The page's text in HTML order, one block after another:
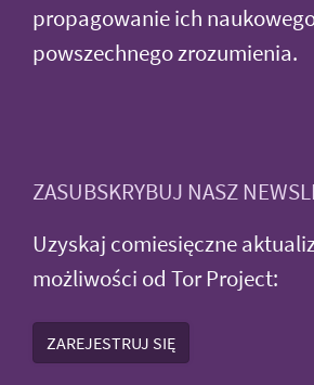
propagowanie ich
powszechnego zrozumienia.
ZASUBSKRYBUJ NASZ
Uzyskaj comiesięczne
możliwości od Tor Project:
ZAREJESTRUJ SIĘ